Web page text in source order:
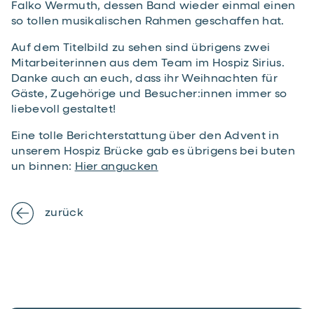
Falko Wermuth, dessen Band wieder einmal einen
so tollen musikalischen Rahmen geschaffen hat.
Auf dem Titelbild zu sehen sind übrigens zwei
Mitarbeiterinnen aus dem Team im Hospiz Sirius.
Danke auch an euch, dass ihr Weihnachten für
Gäste, Zugehörige und Besucher:innen immer so
liebevoll gestaltet!
Eine tolle Berichterstattung über den Advent in
unserem Hospiz Brücke gab es übrigens bei buten
un binnen: Hier angucken
zurück